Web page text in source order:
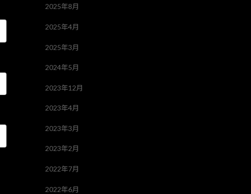
2025年8月
2025年4月
2025年3月
2024年5月
2023年12月
2023年4月
2023年3月
2023年2月
2022年7月
2022年6月